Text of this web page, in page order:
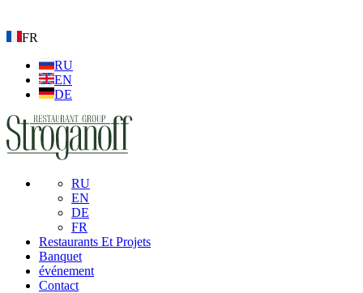
FR
RU
EN
DE
RU
EN
DE
FR
Restaurants Et Projets
Banquet
événement
Contact